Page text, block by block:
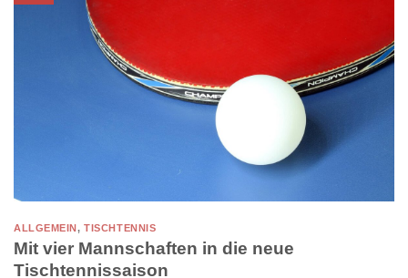
ALLGEMEIN,TISCHTENNIS
Mit vier Mannschaften in die neue
Tischtennissaison